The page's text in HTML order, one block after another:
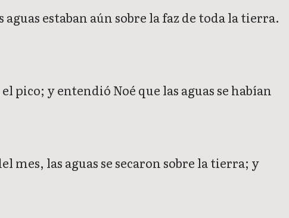
estaban aún sobre la faz de toda la tierra.
pico; y entendió Noé que las aguas se habían
mes, las aguas se secaron sobre la tierra; y